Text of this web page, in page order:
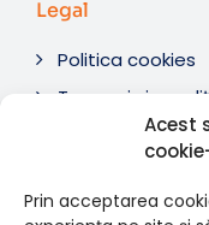
Acest
Prin acceptarea
Legal
Politica cookies
Termeni si
Soluționare litigii